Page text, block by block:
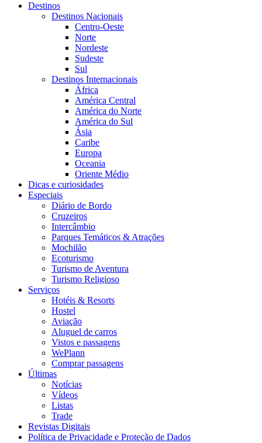
Destinos
Destinos Nacionais
Centro-Oeste
Norte
Nordeste
Sudeste
Sul
Destinos Internacionais
África
América Central
América do Norte
América do Sul
Ásia
Caribe
Europa
Oceania
Oriente Médio
Dicas e curiosidades
Especiais
Diário de Bordo
Cruzeiros
Intercâmbio
Parques Temáticos & Atrações
Mochilão
Ecoturismo
Turismo de Aventura
Turismo Religioso
Serviços
Hotéis & Resorts
Hostel
Aviação
Aluguel de carros
Vistos e passagens
WePlann
Comprar passagens
Últimas
Notícias
Vídeos
Listas
Trade
Revistas Digitais
Política de Privacidade e Proteção de Dados